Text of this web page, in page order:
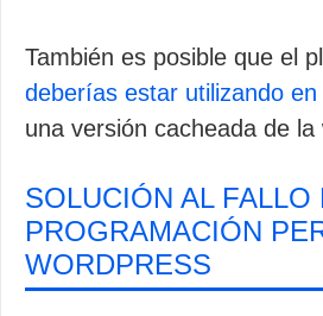
También es posible que el
deberías estar utilizando
una versión cacheada de la
SOLUCIÓN AL FALLO
PROGRAMACIÓN
WORDPRESS